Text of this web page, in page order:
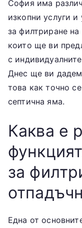
София има
изкопни услуги
за филтриране
които ще ви
с
Днес ще ви
това как точно
септична яма.
Каква е
за
Една от